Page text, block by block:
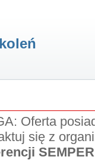
Oferta
się z
SEMPER